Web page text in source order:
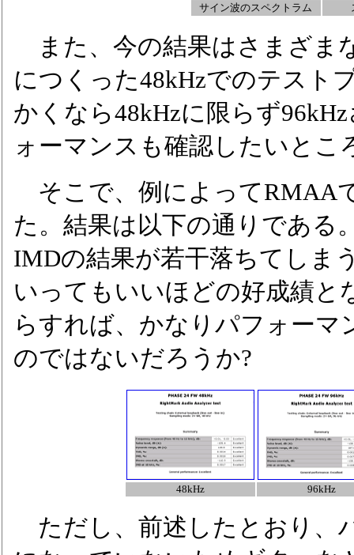
サイン波のスペクトラム
また、今の結果はさまざま
につくった48kHzでのテスト
かくなら48kHzに限らず
ォーマンスも確認したいとこ
そこで、例によってRMAA
た。結果は以下の通りである
IMDの結果が若干落ちてしま
いってもいいほどの好成績と
らすれば、かなりパフォーマ
のではないだろうか?
48kHz 96kHz
ただし、前述したとおり、